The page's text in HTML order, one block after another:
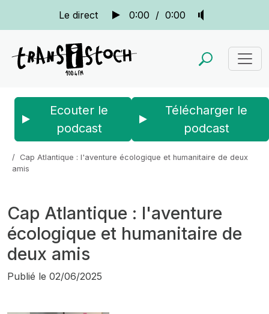
Le direct 0:00 / 0:00
Ecouter le
podcast
Télécharger le
podcast
Cap Atlantique : l'aventure écologique et humanitaire de deux
amis
Cap Atlantique : l'aventure
écologique et humanitaire de
deux amis
Publié le 02/06/2025